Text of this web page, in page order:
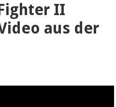
II
aus der